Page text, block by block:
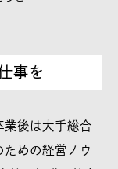
事を
後は大手総合
めの経営ノウ